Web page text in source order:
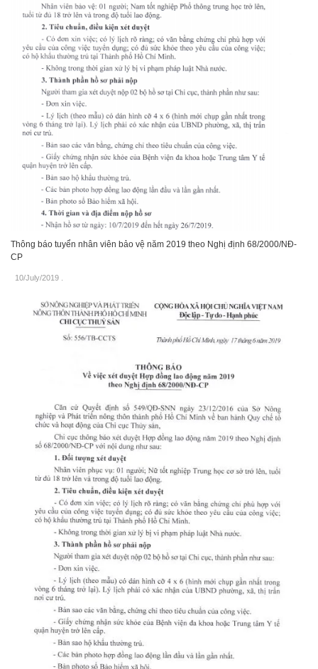
Thông báo tuyển nhân viên bảo vệ năm 2019 theo Nghị định 68/2000/NĐ-
CP
10/July/2019